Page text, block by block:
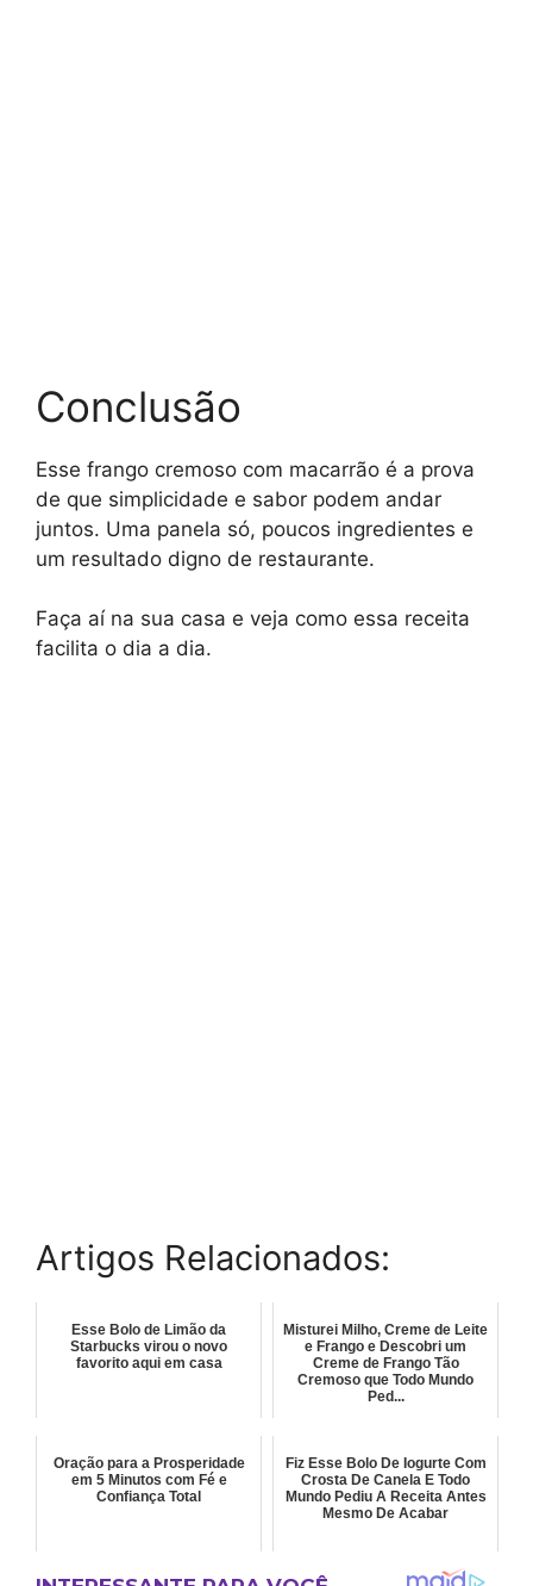
Conclusão
Esse frango cremoso com macarrão é a prova
de que simplicidade e sabor podem andar
juntos. Uma panela só, poucos ingredientes e
um resultado digno de restaurante.
Faça aí na sua casa e veja como essa receita
facilita o dia a dia.
Artigos Relacionados:
Esse Bolo de Limão da
Starbucks virou o novo
favorito aqui em casa
Misturei Milho, Creme de Leite
e Frango e Descobri um
Creme de Frango Tão
Cremoso que Todo Mundo
Ped...
Oração para a Prosperidade
em 5 Minutos com Fé e
Confiança Total
Fiz Esse Bolo De Iogurte Com
Crosta De Canela E Todo
Mundo Pediu A Receita Antes
Mesmo De Acabar